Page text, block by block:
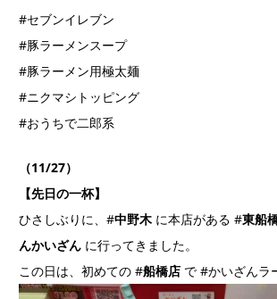
#セブンイレブン
#豚ラーメンスープ
#豚ラーメン用極太麺
#ニクマシトッピング
#おうちで二郎系
（11/27）
【先日の一杯】
ひさしぶりに、#中野木 に本店がある #東船
んかいざん に行ってきました。
この日は、初めての #船橋店 で #かいざんラ